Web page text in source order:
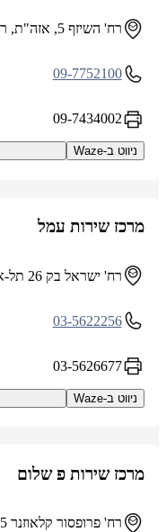
רח' השיזף 5, אזה"ת, רעננה
09-7752100
09-7434002
ניווט ב-Waze
מרכז שירות עמל
רח' ישראל בק 26 תל-אביב יפו
03-5622256
03-5626677
ניווט ב-Waze
מרכז שירות פ שלום
רח' פרופסור קלאוזנר 15 רמלה